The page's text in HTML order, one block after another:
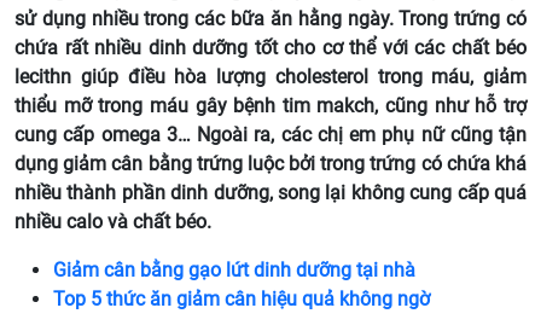
sử dụng nhiều trong các bữa ăn hằng ngày. Trong trứng có
chứa rất nhiều dinh dưỡng tốt cho cơ thể với các chất béo
lecithn giúp điều hòa lượng cholesterol trong máu, giảm
thiểu mỡ trong máu gây bệnh tim makch, cũng như hỗ trợ
cung cấp omega 3… Ngoài ra, các chị em phụ nữ cũng tận
dụng giảm cân bằng trứng luộc bởi trong trứng có chứa khá
nhiều thành phần dinh dưỡng, song lại không cung cấp quá
nhiều calo và chất béo.
Giảm cân bằng gạo lứt dinh dưỡng tại nhà
Top 5 thức ăn giảm cân hiệu quả không ngờ